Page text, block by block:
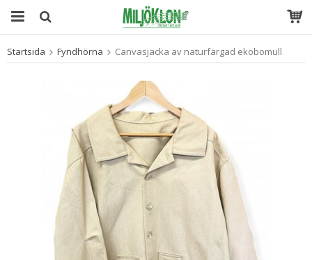
Produkten har blivit tillagd i varukorgen
Startsida Fyndhörna Canvasjacka av naturfärgad ekobomull